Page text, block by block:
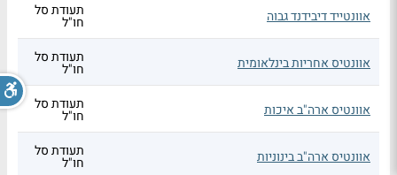
אוונטייד דיבידנד גבוה תעודת סל
חו"ל
אוונטיס אחריות בינלאומית תעודת סל
חו"ל
אוונטיס ארה"ב איכות תעודת סל
חו"ל
אוונטיס ארה"ב בינוניות תעודת סל
חו"ל